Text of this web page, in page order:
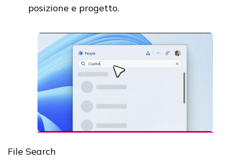
posizione e progetto.
File Search